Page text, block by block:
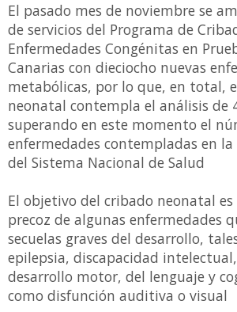
El pasado mes de noviembre se
de servicios del Programa de
Enfermedades Congénitas en
Canarias con dieciocho nuevas
metabólicas, por lo que, en total,
neonatal contempla el análisis de
superando en este momento el
enfermedades contempladas en
del Sistema Nacional de Salud
El objetivo del cribado neonatal
precoz de algunas enfermedades
secuelas graves del desarrollo,
epilepsia, discapacidad
desarrollo motor, del lenguaje y
como disfunción auditiva o visual